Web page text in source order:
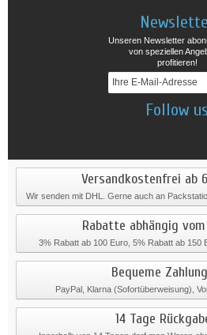
Unseren Newsletter
von speziellen
profitieren!
Follow us
Versandkostenfrei ab
Wir senden mit DHL. Gerne auch an
Rabatte abhängig
3% Rabatt ab 100 Euro, 5% Rabatt ab 150
Bequeme
PayPal, Klarna (Sofortüberweisung),
14 Tage